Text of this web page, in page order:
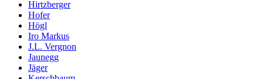
Hirtzberger
Hofer
Högl
Iro Markus
J.L. Vergnon
Jaunegg
Jäger